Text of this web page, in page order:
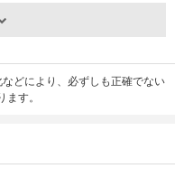
どにより、必ずしも正確でない
す。